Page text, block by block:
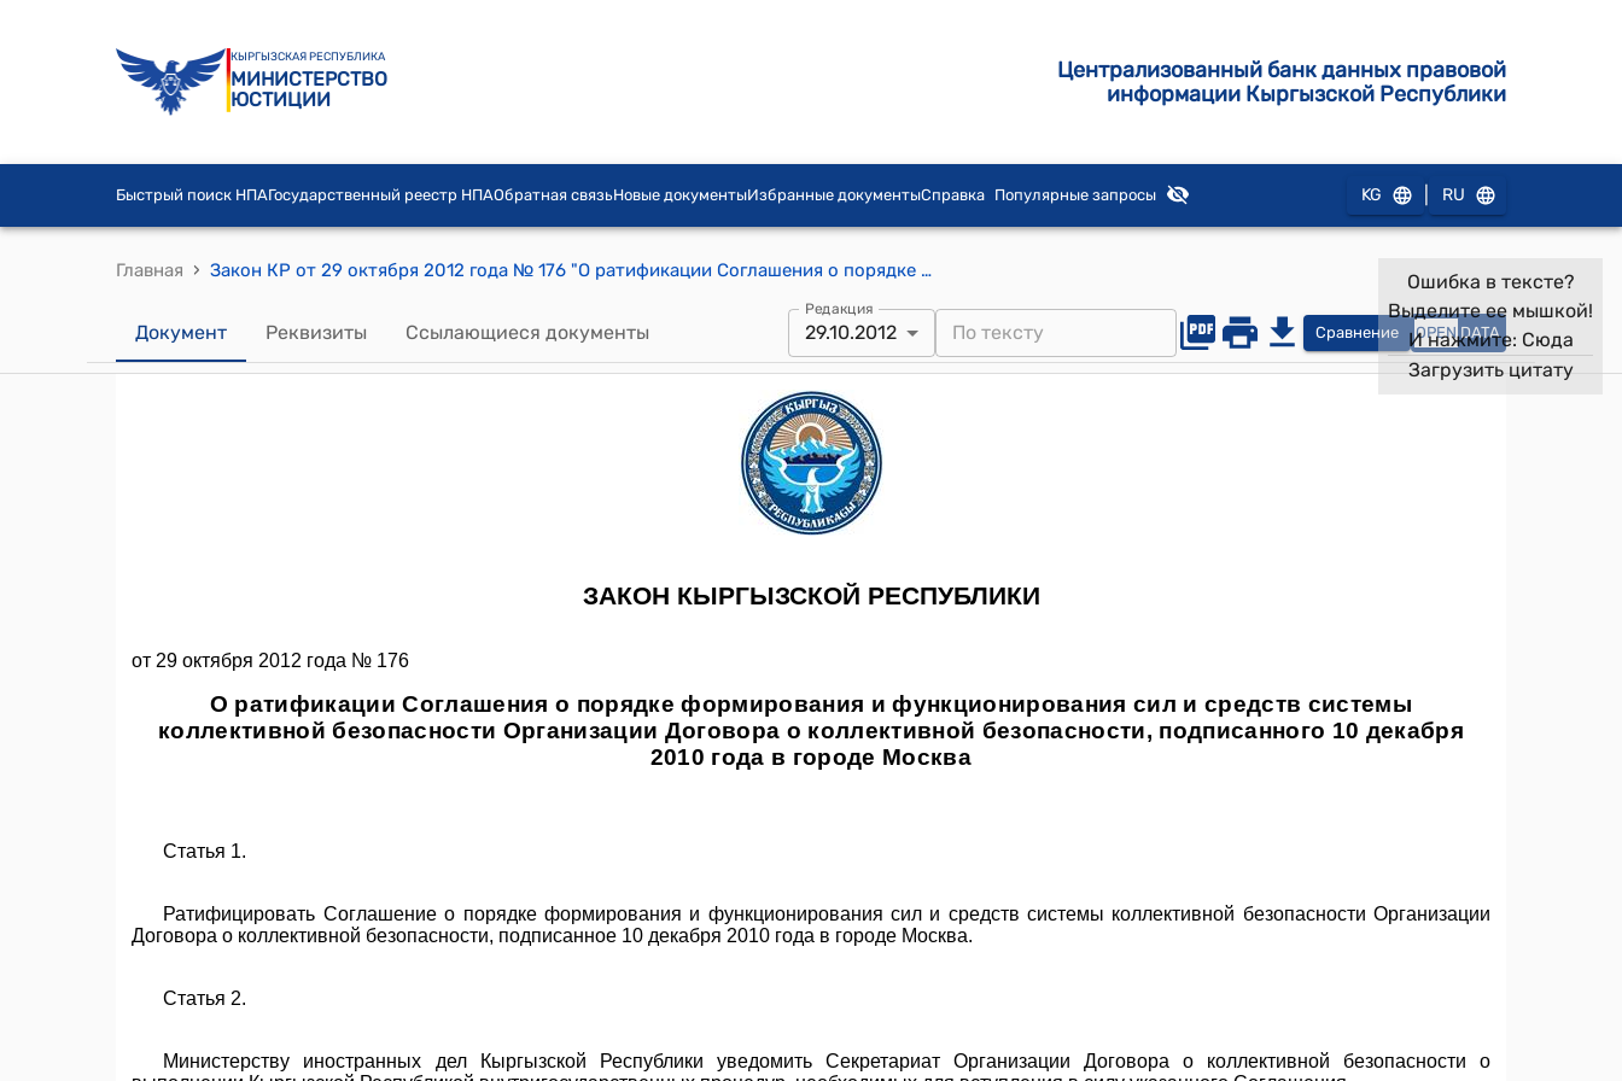
КЫРГЫЗСКАЯ РЕСПУБЛИКА
МИНИСТЕРСТВО
ЮСТИЦИИ
Централизованный банк данных правовой
информации Кыргызской Республики
Быстрый поиск НПАГосударственный реестр НПАОбратная связьНовые документыИзбранные документыСправка Популярные запросы KG RU
Главная › Закон КР от 29 октября 2012 года № 176 "О ратификации Соглашения о порядке формирования и функционирования сил и средств системы коллективной безопасности Организации Договора о коллективной безопасности, подписанного 10 декабря 2010 года в городе Москва"
Документ Реквизиты Ссылающиеся документы
Редакция
29.10.2012 Сравнение OPEN DATA
Ошибка в тексте?
Выделите ее мышкой!
И нажмите: Сюда
Загрузить цитату